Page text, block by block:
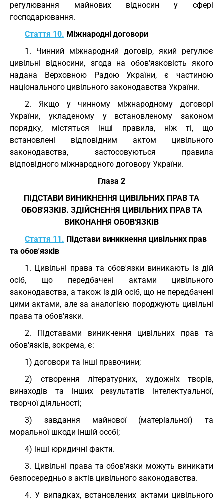
регулювання майнових відносин у сфері
господарювання.
Стаття 10. Міжнародні договори
1. Чинний міжнародний договір, який регулює
цивільні відносини, згода на обов'язковість якого
надана Верховною Радою України, є частиною
національного цивільного законодавства України.
2. Якщо у чинному міжнародному договорі
України, укладеному у встановленому законом
порядку, містяться інші правила, ніж ті, що
встановлені відповідним актом цивільного
законодавства, застосовуються правила
відповідного міжнародного договору України.
Глава 2
ПІДСТАВИ ВИНИКНЕННЯ ЦИВІЛЬНИХ ПРАВ ТА
ОБОВ'ЯЗКІВ. ЗДІЙСНЕННЯ ЦИВІЛЬНИХ ПРАВ ТА
ВИКОНАННЯ ОБОВ'ЯЗКІВ
Стаття 11. Підстави виникнення цивільних прав
та обов'язків
1. Цивільні права та обов'язки виникають із дій
осіб, що передбачені актами цивільного
законодавства, а також із дій осіб, що не передбачені
цими актами, але за аналогією породжують цивільні
права та обов'язки.
2. Підставами виникнення цивільних прав та
обов'язків, зокрема, є:
1) договори та інші правочини;
2) створення літературних, художніх творів,
винаходів та інших результатів інтелектуальної,
творчої діяльності;
3) завдання майнової (матеріальної) та
моральної шкоди іншій особі;
4) інші юридичні факти.
3. Цивільні права та обов'язки можуть виникати
безпосередньо з актів цивільного законодавства.
4. У випадках, встановлених актами цивільного